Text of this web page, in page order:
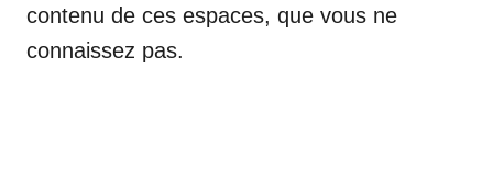
contenu de ces espaces, que vous ne
connaissez pas.